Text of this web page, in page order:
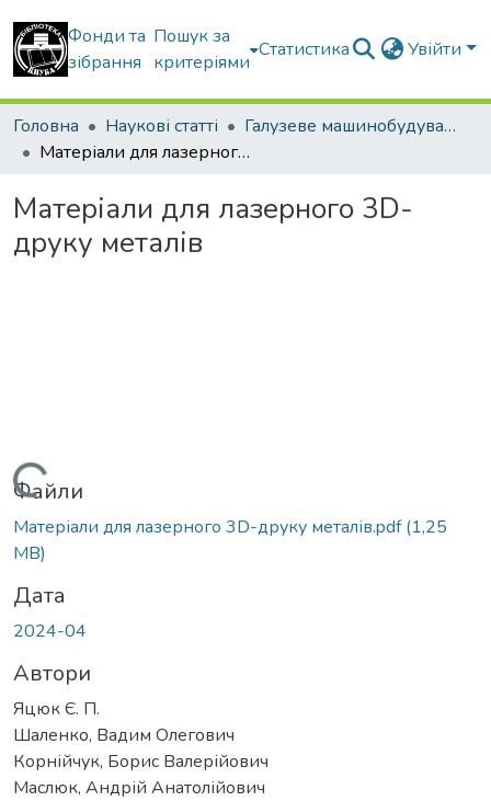
Фонди та
зібрання
Пошук за
критеріями
Статистика Увійти
Головна Наукові статті
Галузеве машинобудування
Матеріали для лазерного 3D-друку металів
Матеріали для лазерного 3D-
друку металів
Вантажиться...
Файли
Матеріали для лазерного 3D-друку металів.pdf(1,25
MB)
Дата
2024-04
Автори
Яцюк Є. П.
Шаленко, Вадим Олегович
Корнійчук, Борис Валерійович
Маслюк, Андрій Анатолійович